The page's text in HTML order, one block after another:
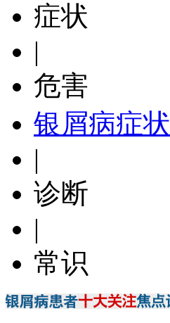
症状
|
危害
银屑病症状
|
诊断
|
常识